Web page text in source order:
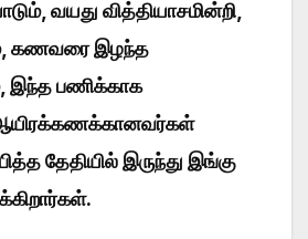
வயது வித்தியாசமின்றி,
கணவரை இழந்த
பணிக்காக
தேதியில் இருந்து இங்கு